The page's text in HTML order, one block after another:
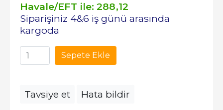
Havale/EFT ile: 288,12
Siparişiniz 4&6 iş günü arasında
kargoda
Sepete Ekle
Tavsiye et Hata bildir